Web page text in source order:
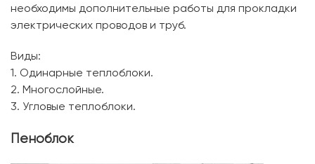
необходимы дополнительные работы для прокладки
электрических проводов и труб.
Виды:
1. Одинарные теплоблоки.
2. Многослойные.
3. Угловые теплоблоки.
Пеноблок